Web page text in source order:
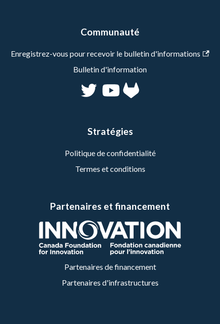
Communauté
Enregistrez-vous pour recevoir le bulletin d'informations
Bulletin d'information
Stratégies
Politique de confidentialité
Termes et conditions
Partenaires et financement
Partenaires de financement
Partenaires d'infrastructures